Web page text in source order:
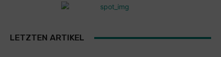
LETZTEN ARTIKEL